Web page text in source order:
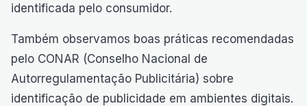
identificada pelo consumidor.
Também observamos boas práticas recomendadas
pelo CONAR (Conselho Nacional de
Autorregulamentação Publicitária) sobre
identificação de publicidade em ambientes digitais.